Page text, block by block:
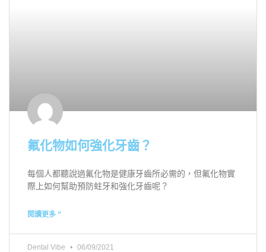
氟化物如何強化牙齒？
每個人都聽說過氟化物是健康牙齒所必需的，但氟化物實
際上如何幫助預防蛀牙和強化牙齒呢？
閱讀更多 ”
Dental Vibe 06/09/2021